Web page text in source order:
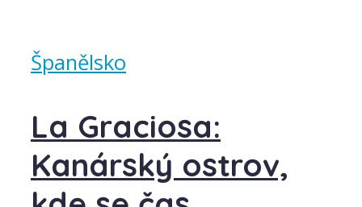
Španělsko
La Graciosa:
Kanárský ostrov,